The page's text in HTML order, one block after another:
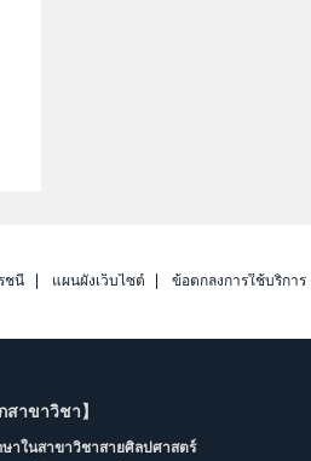
ชนี แผนผังเว็บไซต์ ข้อตกลงการใช้บริการ
าขาวิชา】
าในสาขาวิชาสายศิลปศาสตร์